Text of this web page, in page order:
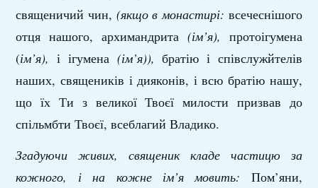
священичий чин, (якщо вмонастирі: всечеснішого
отця нашого, архимандрита (ім’я), протоігумена
(ім’я),і ігумена (ім’я)), братію і співслужйтелів
наших, священиків і дияконів, і всю братію нашу,
що їх Ти з великої Твоєї милости призвав до
спільмбти Твоєї, всеблагий Владико.
Згадуючи живих, священик кладе частицю за
кожного, і на кожне ім’я мовить: Пом’яни,